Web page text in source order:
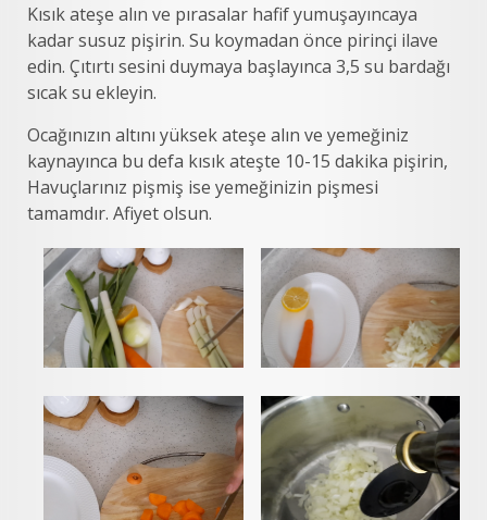
Kısık ateşe alın ve pırasalar hafif yumuşayıncaya
kadar susuz pişirin. Su koymadan önce pirinçi ilave
edin. Çıtırtı sesini duymaya başlayınca 3,5 su bardağı
sıcak su ekleyin.
Ocağınızın altını yüksek ateşe alın ve yemeğiniz
kaynayınca bu defa kısık ateşte 10-15 dakika pişirin,
Havuçlarınız pişmiş ise yemeğinizin pişmesi
tamamdır. Afiyet olsun.